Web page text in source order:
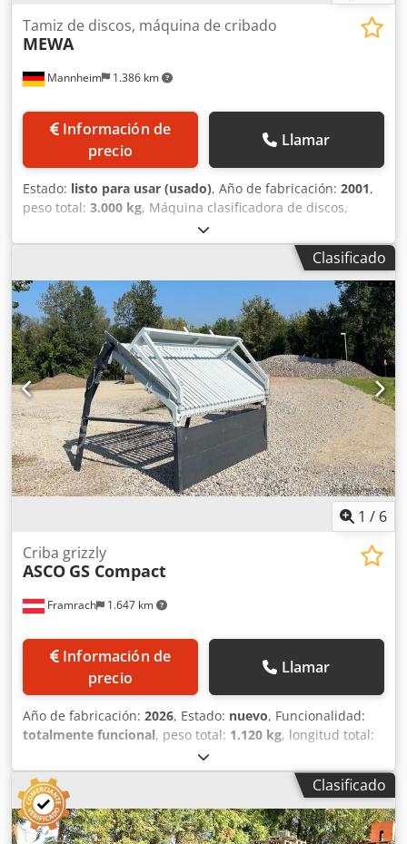
Mannheim 1.386 km
Tamiz de discos, máquina de cribado
MEWA
Información de
precio
Llamar
Estado: listo para usar (usado), Año de fabricación: 2001,
peso total: 3.000 kg, Máquina clasificadora de discos,
longitud de la malla: aproximadamente 2600 mm, ancho
de la malla: aproximadamente 910 mm, Chodpfszmav Nex
Agusa distancia entre discos: aproximadamente 170 mm
(desplazamiento de aproximadamente 85 mm), distancia
entre ejes: aproximadamente 50-60 mm. Longitud total:
3450 mm, ancho total: 1500 mm, altura: 2400 mm, peso:
aproximadamente 2500 kg, Caja de cambios FLENDER, 6
rodamientos de eje del lado de la transmisión,
completamente nuevos. Máquina usada en buen estado y
lista para su uso. Ya no dispone de placa de identificación.
Clasificado
1 / 6
Framrach 1.647 km
Criba grizzly
ASCO GS Compact
Información de
precio
Llamar
Año de fabricación: 2026, Estado: nuevo, Funcionalidad:
totalmente funcional, peso total: 1.120 kg, longitud total:
3.170 mm
El ASCO GS COMPACT es una solución de cribado Grizzly
compacta para minería, construcción, demolición,
movimiento de tierras, reciclaje y paisajismo. Garantiza
una pre-separación eficiente del material grueso, protege
Clasificado